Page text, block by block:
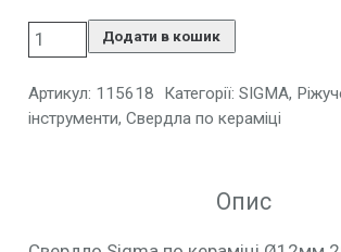
Додати в кошик
Артикул: 115618 Категорії: SIGMA,
інструменти, Свердла по кераміці
Опис